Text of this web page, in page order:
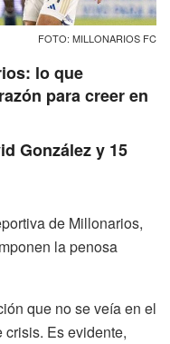
FOTO: MILLONARIOS FC
lo que
para creer en
González y 15
de Millonarios,
la penosa
que no se veía en el
Es evidente,